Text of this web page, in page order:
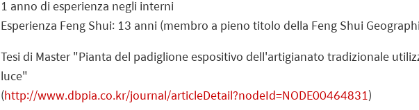
1 anno di esperienza negli interni
Esperienza Feng Shui: 13 anni (membro a pieno titolo della Feng Shui
Tesi di Master "Pianta del padiglione espositivo dell'artigianato tradizionale
luce"
(http://www.dbpia.co.kr/journal/articleDetail?nodeId=NODE00464831)